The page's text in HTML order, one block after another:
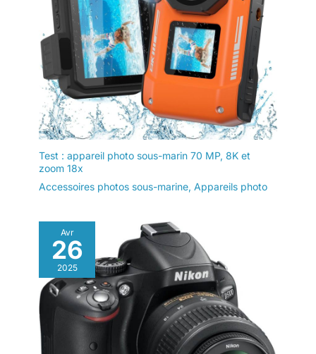
Test : appareil photo sous-marin 70 MP, 8K et
zoom 18x
Accessoires photos sous-marine, Appareils photo
Avr
26
2025